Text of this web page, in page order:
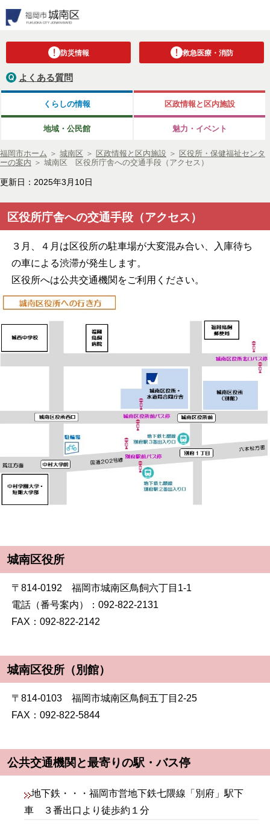
防災情報 救急医療・消防
よくある質問
くらしの情報 区政情報と区内施設
地域・公民館 魅力・イベント
福岡市ホーム ＞ 城南区 ＞ 区政情報と区内施設 ＞ 区役所・保健福祉センタ
ーの案内 ＞ 城南区 区役所庁舎への交通手段（アクセス）
更新日：2025年3月10日
区役所庁舎への交通手段（アクセス）
３月、４月は区役所の駐車場が大変混み合い、入庫待ち
の車による渋滞が発生します。
区役所へは公共交通機関をご利用ください。
城南区役所
〒814-0192 福岡市城南区鳥飼六丁目1-1
電話（番号案内）：092-822-2131
FAX：092-822-2142
城南区役所（別館）
〒814-0103 福岡市城南区鳥飼五丁目2-25
FAX：092-822-5844
公共交通機関と最寄りの駅・バス停
地下鉄・・・福岡市営地下鉄七隈線「別府」駅下
車 ３番出口より徒歩約１分